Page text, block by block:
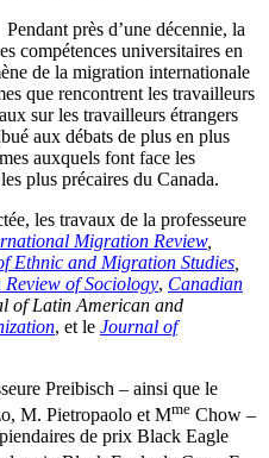
Pendant près d’une décennie, la
compétences universitaires en
de la migration internationale
que rencontrent les travailleurs
sur les travailleurs étrangers
aux débats de plus en plus
auxquels font face les
plus précaires du Canada.
les travaux de la professeure
Migration Review,
Ethnic and Migration Studies
Review of Sociology, Canadian
of Latin American and
, et le Journal of
Preibisch – ainsi que le
M. Pietropaolo et Mme Chow –
de prix Black Eagle